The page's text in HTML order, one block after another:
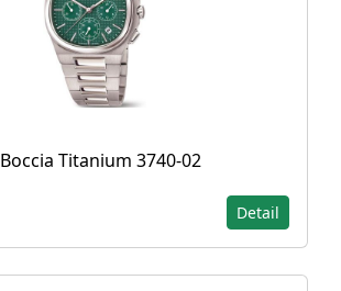
Boccia Titanium 3740-02
Detail